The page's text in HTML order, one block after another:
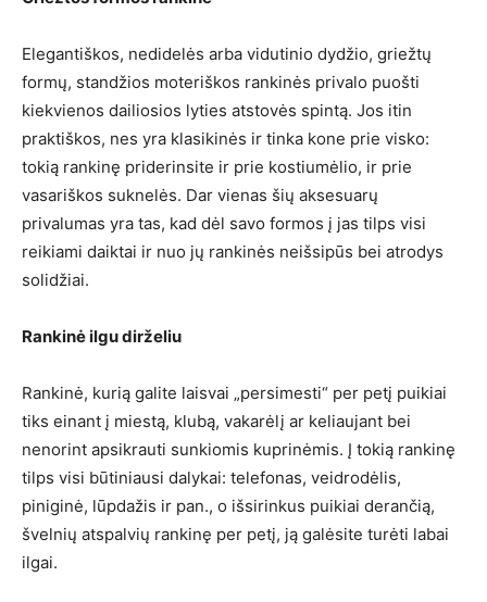
Elegantiškos, nedidelės arba vidutinio dydžio, griežtų
formų, standžios moteriškos rankinės privalo puošti
kiekvienos dailiosios lyties atstovės spintą. Jos itin
praktiškos, nes yra klasikinės ir tinka kone prie visko:
tokią rankinę priderinsite ir prie kostiumėlio, ir prie
vasariškos suknelės. Dar vienas šių aksesuarų
privalumas yra tas, kad dėl savo formos į jas tilps visi
reikiami daiktai ir nuo jų rankinės neišsipūs bei atrodys
solidžiai.
Rankinė ilgu dirželiu
Rankinė, kurią galite laisvai „persimesti“ per petį puikiai
tiks einant į miestą, klubą, vakarėlį ar keliaujant bei
nenorint apsikrauti sunkiomis kuprinėmis. Į tokią rankinę
tilps visi būtiniausi dalykai: telefonas, veidrodėlis,
piniginė, lūpdažis ir pan., o išsirinkus puikiai derančią,
švelnių atspalvių rankinę per petį, ją galėsite turėti labai
ilgai.